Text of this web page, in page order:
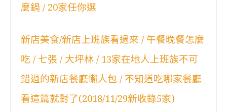
麼鍋 / 20家任你選
新店美食/新店上班族看過來 / 午餐晚餐怎麼
吃 / 七張 / 大坪林 / 13家在地人上班族不可
錯過的新店餐廳懶人包 / 不知道吃哪家餐廳
看這篇就對了(2018/11/29新收錄5家)